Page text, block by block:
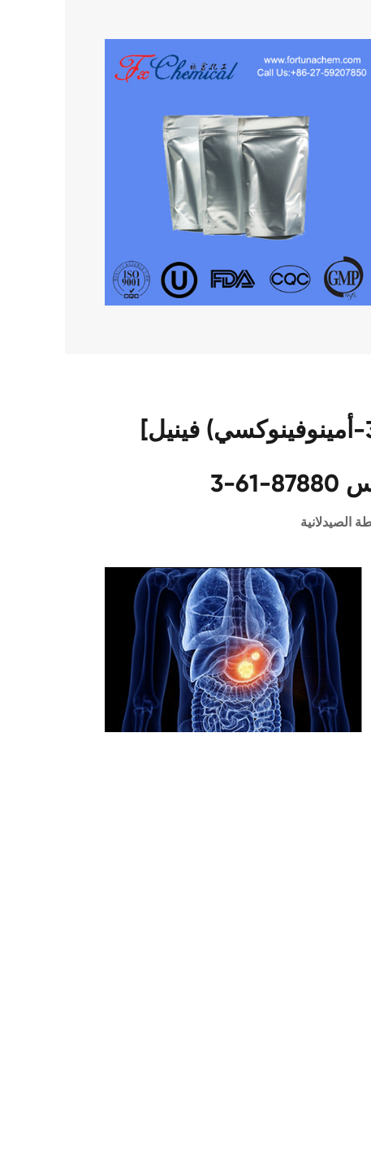
تطبيق 2,2 '-مكرر [4-(3-أمينوفينوكسي) فينيل]